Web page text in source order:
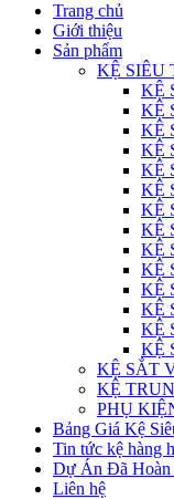
Trang chủ
Giới thiệu
Sản phẩm
KỆ SIÊU
KỆ
KỆ
KỆ
KỆ
KỆ
KỆ
KỆ
KỆ
KỆ
KỆ
KỆ
KỆ
KỆ
KỆ
KỆ SẮT
KỆ
PHỤ
Bảng Giá Kệ
Tin tức kệ hàng
Dự Án Đã Hoàn
Liên hệ